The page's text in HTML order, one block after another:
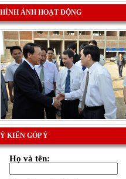
HÌNH ẢNH HOẠT ĐỘNG
Ý KIẾN GÓP Ý
Họ và tên: